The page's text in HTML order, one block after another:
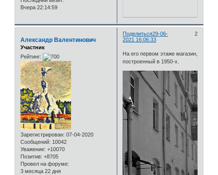
Вчера 22:14:59
Поделиться 2
29-06-
2021 16:06:33
Александр Валентинович
Участник
Рейтинг:
Зарегистрирован: 07-04-2020
Сообщений: 10042
Уважение: +10070
Позитив: +8705
Провел на форуме:
3 месяца 22 дня
На его первом этаже магазин,
построенный в 1950-х.